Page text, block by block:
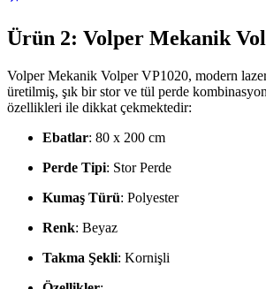
Ürün 2: Volper Mekanik
Volper Mekanik Volper VP1020, modern
üretilmiş, şık bir stor ve tül perde
özellikleri ile dikkat çekmektedir:
Ebatlar: 80 x 200 cm
Perde Tipi: Stor Perde
Kumaş Türü: Polyester
Renk: Beyaz
Takma Şekli: Kornişli